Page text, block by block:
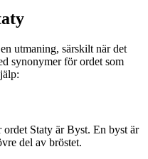
utmaning, särskilt när det
synonymer för ordet som
Staty är Byst. En byst är
del av bröstet.